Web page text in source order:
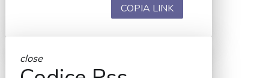
COPIA LINK
close